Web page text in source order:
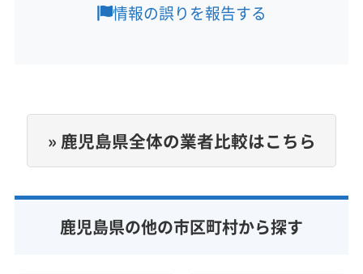
(宮崎県) 宮崎市
(宮崎県) 串間市
(宮崎県) 児湯郡高鍋町
年中無休
電話番号
080-3937-3877
公式サイトを見る
情報の誤りを報告する
» 鹿児島県全体の業者比較はこちら
鹿児島県の他の市区町村から探す